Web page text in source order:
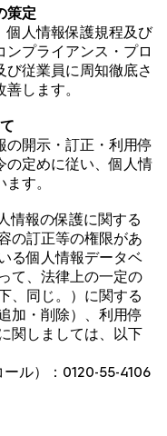
策定
個人情報保護規程及び
プライアンス・プロ
従業員に周知徹底さ
します。
の開示・訂正・利用停
の定めに従い、個人情
す。
情報の保護に関する
の訂正等の権限があ
る個人情報データベ
て、法律上の一定の
、同じ。）に関する
加・削除）、利用停
関しましては、以下
ル）： 0120-55-4106